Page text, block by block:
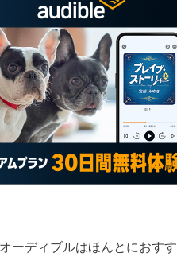
ーディブルはほんとにおすす